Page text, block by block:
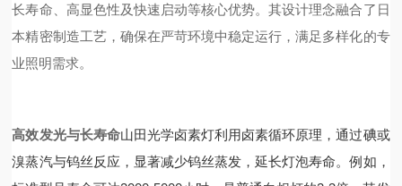
长寿命、高显色性及快速启动等核心优势。其设计理念融合了日
本精密制造工艺，确保在严苛环境中稳定运行，满足多样化的专
业照明需求。
高效发光与长寿命山田光学卤素灯利用卤素循环原理，通过碘或
溴蒸汽与钨丝反应，显著减少钨丝蒸发，延长灯泡寿命。例如，